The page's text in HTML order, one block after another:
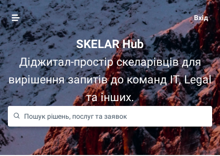
Вхід
SKELAR Hub
Діджитал-простір скеларівців для
вирішення запитів до команд IT, Legal
та інших.